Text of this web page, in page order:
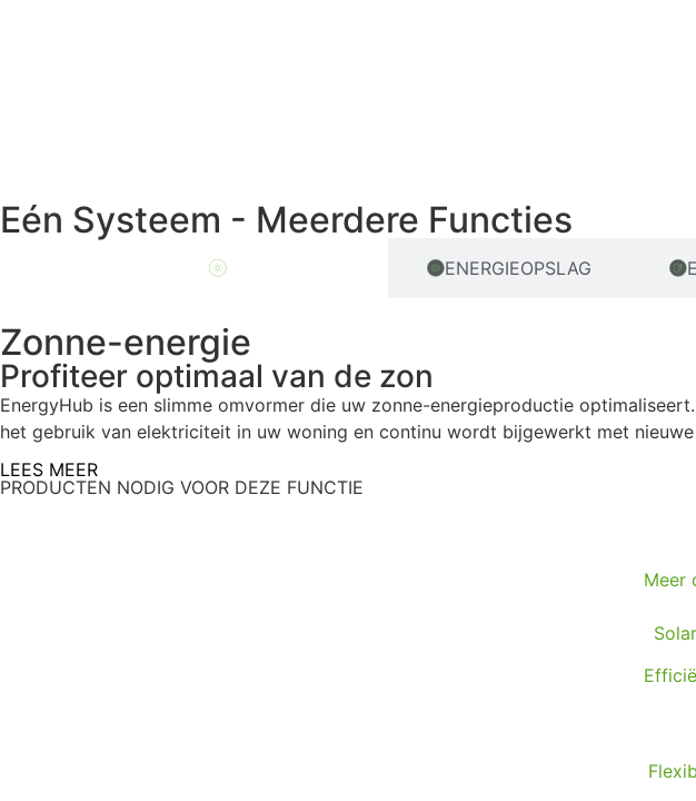
Eén Systeem - Meerdere Functies
Zonne-energie ENERGIEOPSLAG
Zonne-energie
Profiteer optimaal van de zon
EnergyHub is een slimme omvormer die uw zonne-energieproductie
het gebruik van elektriciteit in uw woning en continu wordt bijgewerkt met
LEES MEER
PRODUCTEN NODIG VOOR DEZE FUNCTIE
Meer